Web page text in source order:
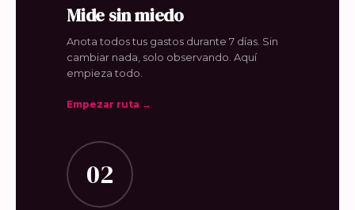
Mide sin miedo
Anota todos tus gastos durante 7 días. Sin
cambiar nada, solo observando. Aquí
empieza todo.
Empezar ruta →
02